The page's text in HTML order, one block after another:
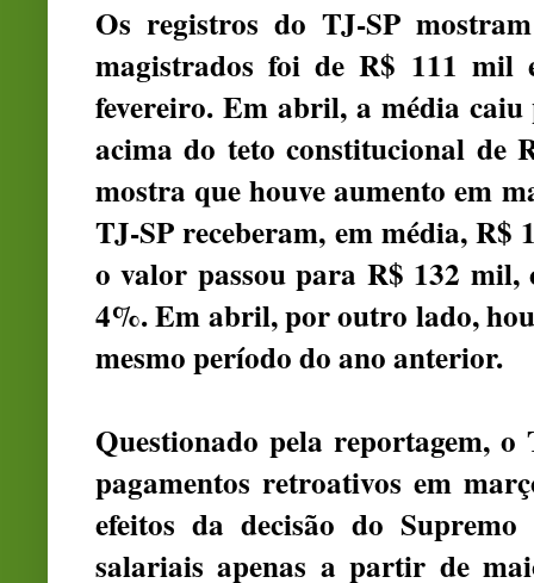
Os registrosdo TJ-SP
magistrados foi de R$ 111
fevereiro. Em abril, a média
acima do teto constitucional de
mostra que houve aumento em
TJ-SP receberam, em média, R$
o valor passou para R$ 132 mil,
4%. Em abril, por outro lado,
mesmo período do ano anterior.
Questionado pela reportagem,
pagamentos retroativos em
efeitos da decisão do
salariais apenas a partir de